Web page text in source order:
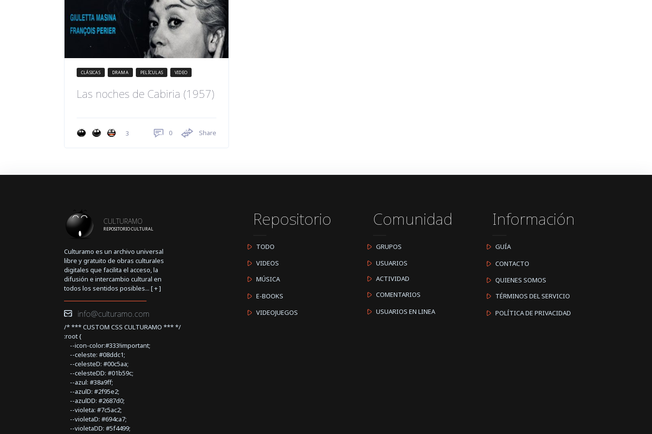
CLÁSICAS DRAMA PELÍCULAS VIDEO
Las noches de Cabiria (1957)
3 0 Share
CULTURAMO
REPOSITORIO CULTURAL
Culturamo es un archivo universal
libre y gratuito de obras culturales
digitales que facilita el acceso, la
difusión e intercambio cultural en
todos los sentidos posibles... [+]
info@culturamo.com
/* *** CUSTOM CSS CULTURAMO *** */
:root {
--icon-color:#333!important;
--celeste: #08ddc1;
--celesteD: #00c5aa;
--celesteDD: #01b59c;
--azul: #38a9ff;
--azulD: #2f95e2;
--azulDD: #2687d0;
--violeta: #7c5ac2;
--violetaD: #694ca7;
--violetaDD: #5f4499;
Repositorio
TODO
VIDEOS
MÚSICA
E-BOOKS
VIDEOJUEGOS
Comunidad
GRUPOS
USUARIOS
ACTIVIDAD
COMENTARIOS
USUARIOS EN LINEA
Información
GUÍA
CONTACTO
QUIENES SOMOS
TÉRMINOS DEL SERVICIO
POLÍTICA DE PRIVACIDAD